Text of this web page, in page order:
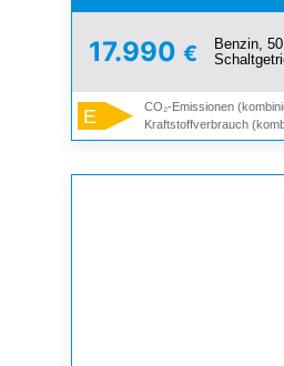
17.990 €
Benzin,
E
CO₂-Emissionen
Kraftstoffverbrauch